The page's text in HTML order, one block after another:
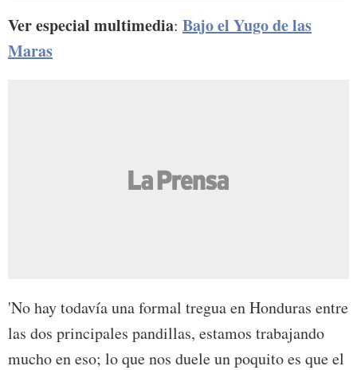
Ver especial multimedia: Bajo el Yugo de las
Maras
'No hay todavía una formal tregua en Honduras entre
las dos principales pandillas, estamos trabajando
mucho en eso; lo que nos duele un poquito es que el